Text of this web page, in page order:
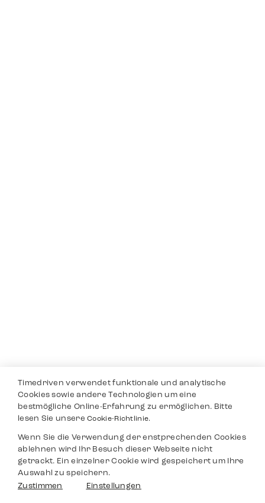
Timedriven verwendet funktionale und analytische
Cookies sowie andere Technologien um eine
bestmögliche Online-Erfahrung zu ermöglichen. Bitte
lesen Sie unsereCookie-Richtlinie.
Wenn Sie die Verwendung der enstprechenden Cookies
ablehnen wird Ihr Besuch dieser Webseite nicht
getrackt. Ein einzelner Cookie wird gespeichert um Ihre
Auswahl zu speichern.
Zustimmen
Einstellungen